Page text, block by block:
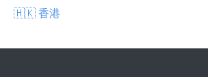
🇭🇰 香港